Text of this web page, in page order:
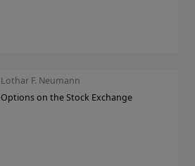
Lothar F. Neumann
Options on the Stock Exchange